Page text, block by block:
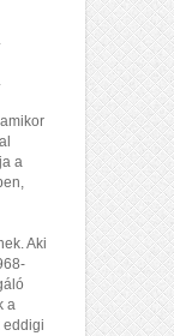
a
Aki
a
eddigi